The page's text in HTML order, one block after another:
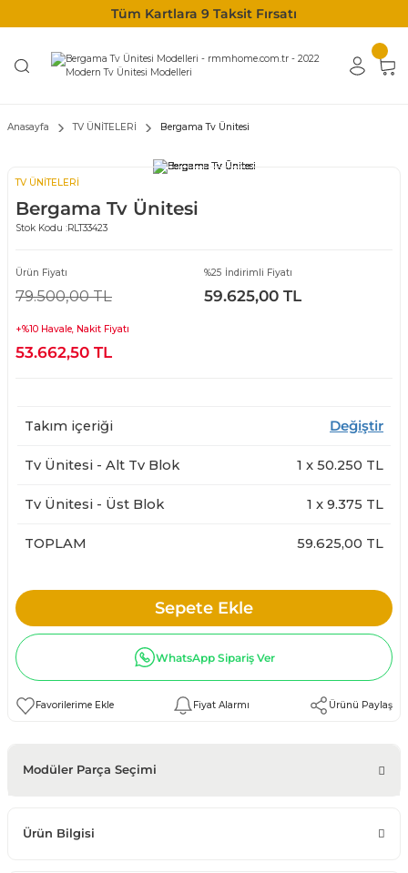
Tüm Kartlara 9 Taksit Fırsatı
Anasayfa TV ÜNİTELERİ Bergama Tv Ünitesi
TV ÜNİTELERİ
Bergama Tv Ünitesi
Stok Kodu :RLT33423
Ürün Fiyatı
79.500,00 TL
%25 İndirimli Fiyatı
59.625,00 TL
+%10 Havale, Nakit Fiyatı
53.662,50 TL
Takım içeriği Değiştir
Tv Ünitesi - Alt Tv Blok 1 x 50.250 TL
Tv Ünitesi - Üst Blok 1 x 9.375 TL
TOPLAM 59.625,00 TL
Sepete Ekle
WhatsApp Sipariş Ver
Fiyat Alarmı Ürünü Paylaş
Modüler Parça Seçimi
Ürün Bilgisi